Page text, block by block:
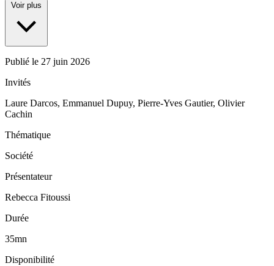
Voir plus
Publié le 27 juin 2026
Invités
Laure Darcos, Emmanuel Dupuy, Pierre-Yves Gautier, Olivier
Cachin
Thématique
Société
Présentateur
Rebecca Fitoussi
Durée
35mn
Disponibilité